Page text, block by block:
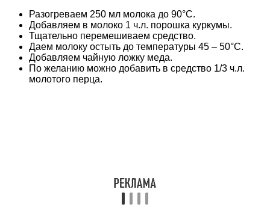
Разогреваем 250 мл молока до 90°С.
Добавляем в молоко 1 ч.л. порошка куркумы.
Тщательно перемешиваем средство.
Даем молоку остыть до температуры 45 – 50°С.
Добавляем чайную ложку меда.
По желанию можно добавить в средство 1/3 ч.л.
молотого перца.